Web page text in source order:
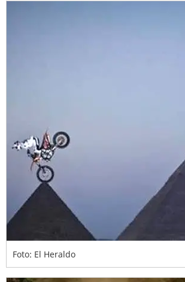
Foto: El Heraldo